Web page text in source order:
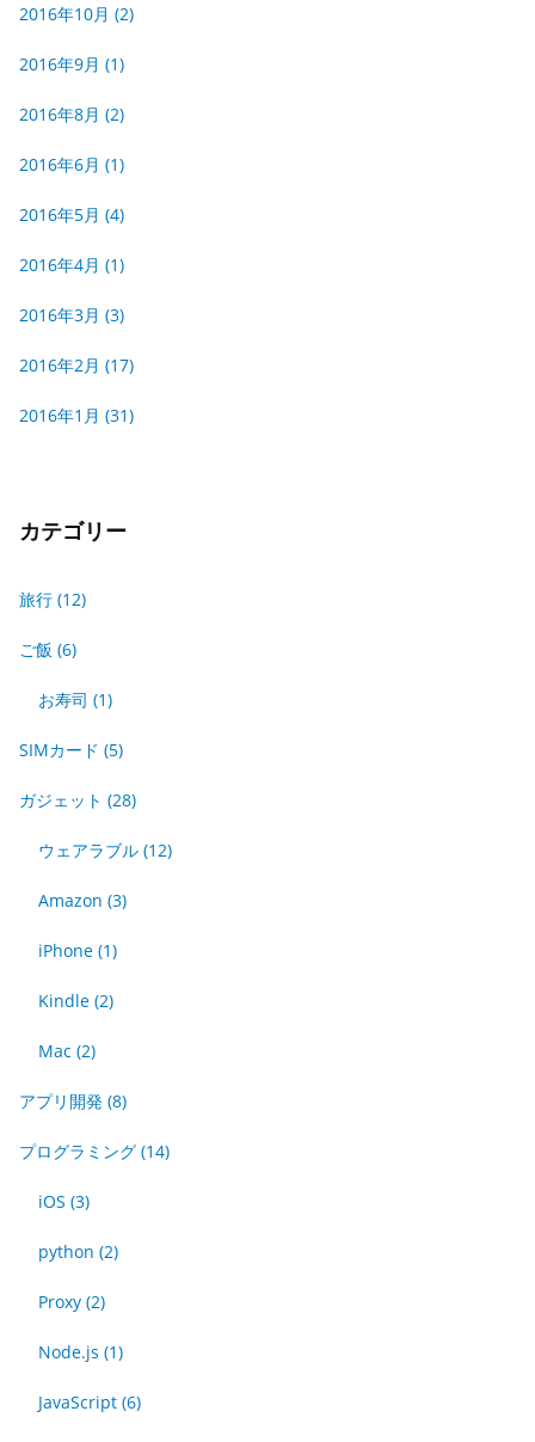
2016年10月 (2)
2016年9月 (1)
2016年8月 (2)
2016年6月 (1)
2016年5月 (4)
2016年4月 (1)
2016年3月 (3)
2016年2月 (17)
2016年1月 (31)
カテゴリー
旅行 (12)
ご飯 (6)
お寿司 (1)
SIMカード (5)
ガジェット (28)
ウェアラブル (12)
Amazon (3)
iPhone (1)
Kindle (2)
Mac (2)
アプリ開発 (8)
プログラミング (14)
iOS (3)
python (2)
Proxy (2)
Node.js (1)
JavaScript (6)